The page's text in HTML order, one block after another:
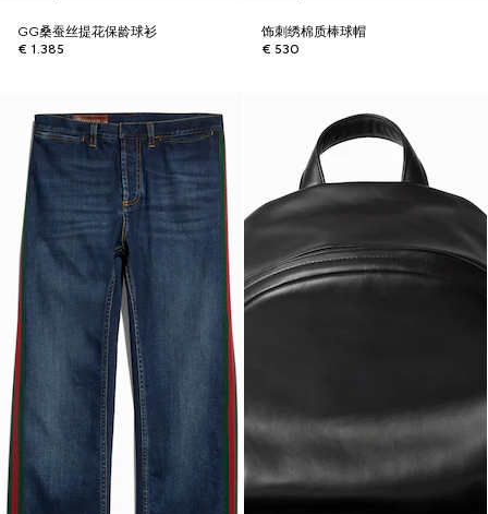
GG桑蚕丝提花保龄球衫
€ 1.385
饰刺绣棉质棒球帽
€ 530